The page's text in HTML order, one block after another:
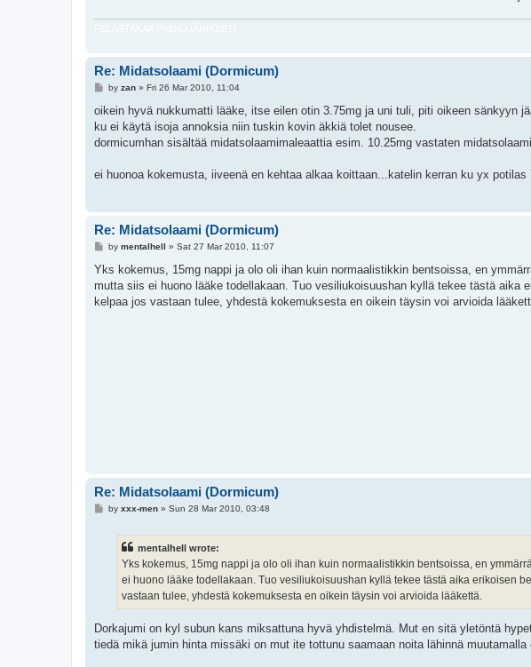
Re: Midatsolaami (Dormicum)
P
s
by zan» Fri 26 Mar 2010, 11:04
oikein hyvä nukkumatti lääke, itse eilen otin 3.75mg ja uni tuli, piti oikeen sänkyyn
ku ei käytä isoja annoksia niin tuskin kovin äkkiä tolet nousee.
dormicumhan sisältää midatsolaamimaleaattia esim. 10.25mg vastaten
ei huonoa kokemusta, iiveenä en kehtaa alkaa koittaan...katelin kerran ku yx
Re: Midatsolaami (Dormicum)
P
s
by mentalhell » Sat 27 Mar 2010, 11:07
Yks kokemus, 15mg nappi ja olo oli ihan kuin normaalistikkin bentsoissa, en
mutta siis ei huono lääke todellakaan. Tuo vesiliukoisuushan kyllä tekee tästä
kelpaa jos vastaan tulee, yhdestä kokemuksesta en oikein täysin voi arvioida
Re: Midatsolaami (Dormicum)
Pby xxx-men» Sun 28 Mar 2010, 03:48
mentalhell wrote:
Yks kokemus, 15mg nappi ja olo oli ihan kuin normaalistikkin bentsoissa, en
ei huono lääke todellakaan. Tuo vesiliukoisuushan kyllä tekee tästä aika erikoisen
vastaan tulee, yhdestä kokemuksesta en oikein täysin voi arvioida lääkettä.
Dorkajumi on kyl subun kans miksattuna hyvä yhdistelmä. Mut en sitä yletöntä
tiedä mikä jumin hinta missäki on mut ite tottunu saamaan noita lähinnä muutamalla